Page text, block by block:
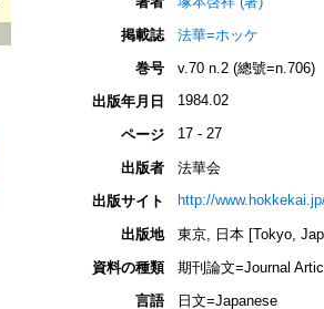
掲載誌
法華=ホッケ
巻号
v.70 n.2 (總號=n.706)
出版年月日
1984.02
ページ 17 - 27
出版者
法華会
出版サイト
http://
出版地
東京, 日本 [Tokyo,
資料の種類
期刊論文=Journal
言語
日文=Japanese